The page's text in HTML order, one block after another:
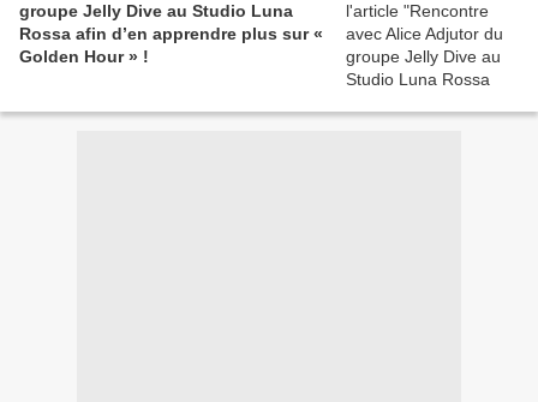
groupe Jelly Dive au Studio Luna
Rossa afin d’en apprendre plus sur «
Golden Hour » !